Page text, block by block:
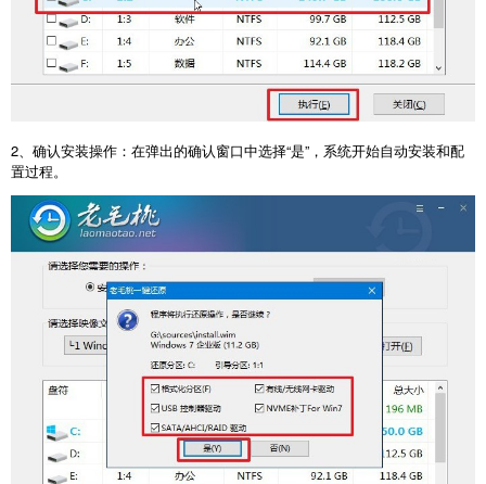
2 、确认安装操作：在弹出的确认窗口中选择“是”，系统开始自动安装和配
置过程。